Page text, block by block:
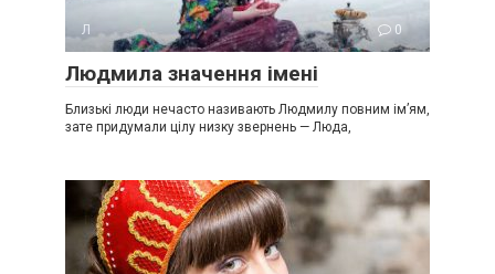
Л 0
Людмила значення імені
Близькі люди нечасто називають Людмилу повним ім’ям,
зате придумали цілу низку звернень — Люда,